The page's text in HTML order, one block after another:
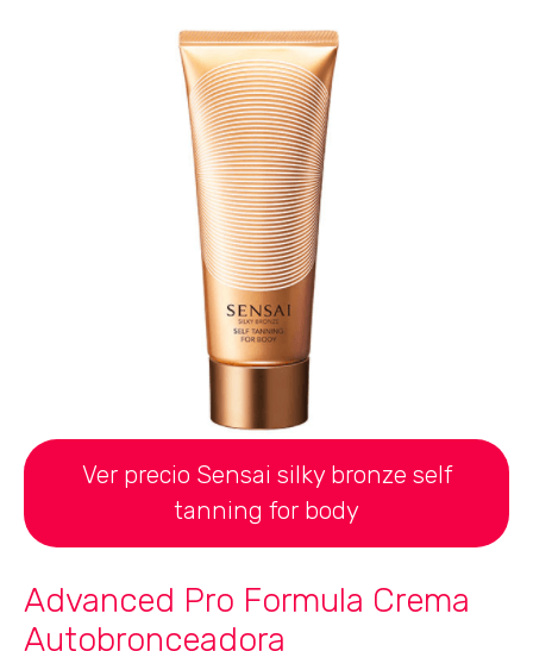
Ver precio Sensai silky bronze self
tanning for body
Advanced Pro Formula Crema
Autobronceadora